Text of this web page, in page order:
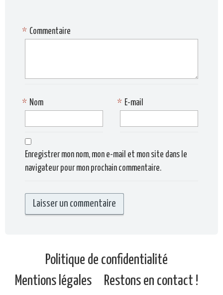
Commentaire
*
Nom
* E-mail
*
Enregistrer mon nom, mon e-mail et mon site dans le
navigateur pour mon prochain commentaire.
Politique de confidentialité
Mentions légales
Restons en contact !